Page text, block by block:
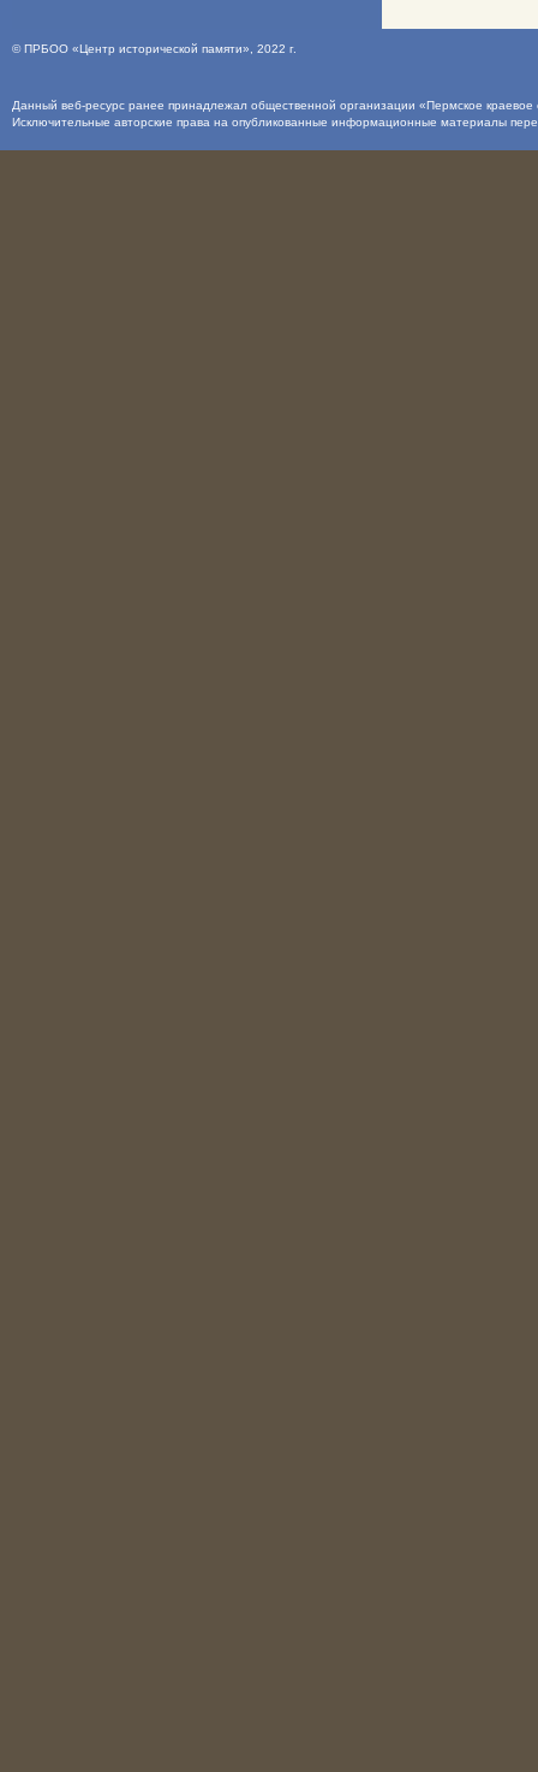
©ПРБОО «Центр исторической памяти» , 2022 г.
Данный веб-ресурс ранее принадлежал общественной организации «Пермское
Исключительные авторские права на опубликованные информационные материалы